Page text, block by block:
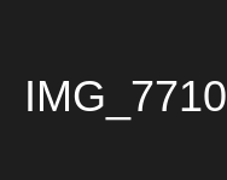
IMG_7710